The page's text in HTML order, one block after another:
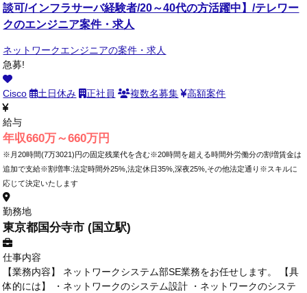
談可/インフラサーバ経験者/20～40代の方活躍中】/テレワー
クのエンジニア案件・求人
ネットワークエンジニアの案件・求人
急募!
Cisco 土日休み 正社員 複数名募集 高額案件
給与
年収660万～660万円
※月20時間(7万3021)円の固定残業代を含む※20時間を超える時間外労働分の割増賃金は
追加で支給※割増率:法定時間外25%,法定休日35%,深夜25%,その他法定通り※スキルに
応じて決定いたします
勤務地
東京都国分寺市 (国立駅)
仕事内容
【業務内容】 ネットワークシステム部SE業務をお任せします。 【具
体的には】 ・ネットワークのシステム設計 ・ネットワークのシステ